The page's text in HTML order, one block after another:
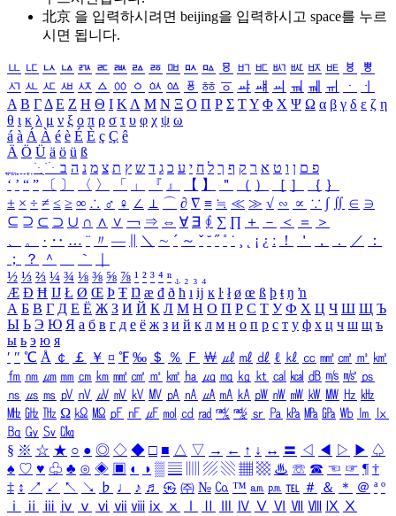
北京 을 입력하시려면 beijing을 입력하시고 space를 누르
시면 됩니다.
ㅥ ㅦ ㅧ ㅨ ㅩ ㅪ ㅫ ㅬ ㅭ ㅮ ㅯ ㅰ ㅱ ㅲ ㅳ ㅴ ㅵ ㅶ ㅷ ㅸ
ㅹ
ㅺ ㅻ ㅼ ㅽ ㅾ ㅿ ㆀ ㆁ ㆂ ㆃ ㆄ ㆅ ㆆ ㆇ ㆈ ㆉ ㆊ ㆋ ㆌ ㆍ
ㆎ
Α Β ΓΔ Ε Ζ Η Θ Ι ΚΛ Μ Ν Ξ Ο Π Ρ Σ ΤΥ Φ Χ Ψ Ω α β γ δ ε ζ η
θ ι κ λ μ ν ξ ο π ρ σ τ υ φ χ ψ ω
á à Á À é è É È ç Ç ê
Ä Ö Ü ä ö ü ß
ִֶֹ ֻּ ׁׂ פ ם ן ו ט א ר ק ף ך ל ח י ע כ ג ד ש ץ ת צ מ נ ה ב
‘ ’ “ ” 〔 〕 〈 〉 「 」 『 』 【 】 ＂ （ ） ［ ］ ｛ ｝
± × ÷ ≠ ≤ ≥ ∞ ∴ ♂ ♀ ∠ ⊥ ⌒ ∂ ∇ ≡ ≒ ≪ ≫ √ ∽ ∝ ∵ ∫ ∬ ∈ ∋
⊆ ⊇ ⊂ ⊃ ∪ ∩ ∧ ∨ ￢ ⇒ ⇔ ∀ ∃ ∮ ∑ ∏ ＋ － ＜ ＝
＞
、
。 · ‥ … ¨ 〃 ― ＼ ∼ ´ ～ ˇ ˘ ˝ ˚ ˙ ¸ ¡ ¿ ː ！ ＇ ， ． ／
：
；
？ ＾ ｀
½ ⅓ ⅔ ¼ ¾ ⅛ ⅜ ⅝ ⅞ ¹ ² ³ ⁴ ⁿ ₁ ₂ ₃ ₄
Æ Ð Ħ Ĳ Ł Ø Œ Þ Ŧ Ŋ æ đ ð ħ ı ĳ ĸ ŀ ł ø œ ß þ ŧ ŋ ŉ
А Б В Г Д Е Ё Ж З И Й К Л М Н О П Р С Т У Ф Х Ц Ч Ш Щ Ъ
Ы Ь Э Ю Я а б в г д е ё ж з и й к л м н о п р с т у ф х ц ч ш щ ъ
ы ь э ю я
′ ″ ℃ Å ￠ ￡ ￥ ¤ ℉ ‰ ＄ ％ Ｆ ￦ ㎕ ㎖ ㎗ ℓ ㎘ ㏄ ㎣ ㎤ ㎥ ㎦
㎙ ㎚ ㎛ ㎜ ㎝ ㎞ ㎟ ㎠ ㎡ ㎢ ㏊ ㎍ ㎎ ㎏ ㏏ ㎈ ㎉ ㏈ ㎧ ㎨ ㎰
㎱ ㎲ ㎳ ㎴ ㎵ ㎶ ㎷ ㎸ ㎹ ㎀ ㎁ ㎂ ㎃ ㎄ ㎺ ㎻ ㎽ ㎾ ㎿ ㎐ ㎑
㎒ ㎓ ㎔ Ω ㏀ ㏁ ㎊ ㎋ ㎌ ㏖ ㏅ ㎭ ㎮ ㎯ ㏛ ㎩ ㎪ ㎫ ㎬ ㏝ ㏐
㏓
㏃ ㏉ ㏜ ㏆
§ ※ ☆ ★ ○ ● ◎ ◇ ◆ □ ■ △ ▽ → ← ↑ ↓ ↔ 〓 ◁ ◀ ▷ ▶ ♤
♠ ♡ ♥ ♧ ♣ ⊙ ◈ ▣ ◐ ◑ ▒ ▤ ▨ ▧ ▦ ▩ ♨ ☏ ☎ ☜ ☞ ¶ †
‡ ↕ ↗ ↙ ↖ ↘ ♭ ♩ ♪ ♬ ㉿ ㈜ № ㏇ ™ ㏂ ㏘ ℡ ＃ ＆ ＊ ＠ ª º
ⅰ
ⅱ ⅲ ⅳ ⅴ ⅵ ⅶ ⅷ ⅸ ⅹ Ⅳ Ⅴ Ⅵ Ⅶ Ⅷ Ⅸ Ⅹ